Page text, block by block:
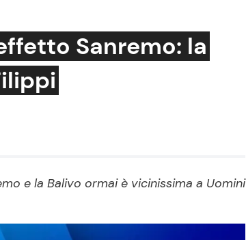
Le Ricette in TV
Ricette Facili e Veloci
Sanremo: la
e la Balivo ormai è vicinissima a Uomini